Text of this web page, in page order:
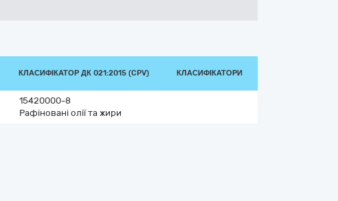
КЛАСИФІКАТОР ДК 021:2015 (CPV) КЛАСИФІКАТОРИ
15420000-8
Рафіновані олії та жири